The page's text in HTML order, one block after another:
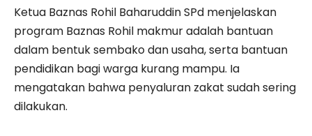
Ketua Baznas Rohil Baharuddin SPd menjelaskan
program Baznas Rohil makmur adalah bantuan
dalam bentuk sembako dan usaha, serta bantuan
pendidikan bagi warga kurang mampu. Ia
mengatakan bahwa penyaluran zakat sudah sering
dilakukan.